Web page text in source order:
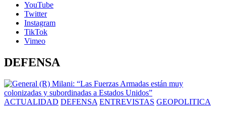
YouTube
Twitter
Instagram
TikTok
Vimeo
DEFENSA
ACTUALIDAD DEFENSA ENTREVISTAS GEOPOLITICA